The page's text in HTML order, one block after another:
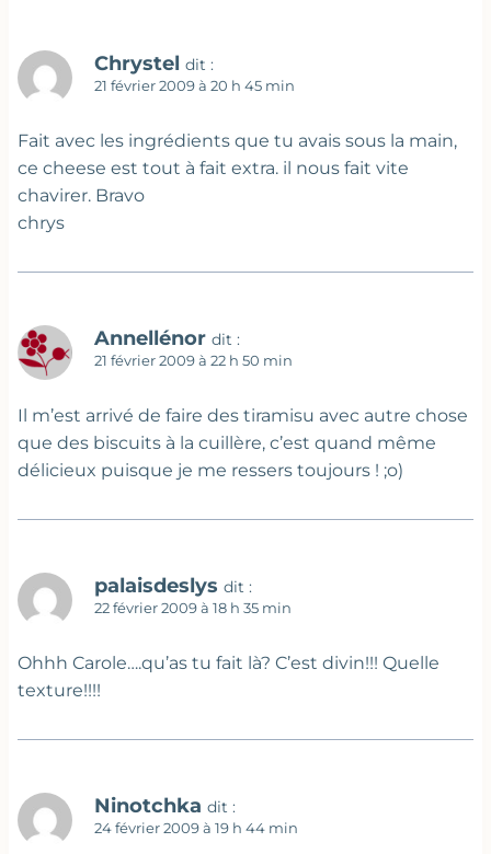
Chrystel dit :
21 février 2009 à 20 h 45 min
Fait avec les ingrédients que tu avais sous la main,
ce cheese est tout à fait extra. il nous fait vite
chavirer. Bravo
chrys
Annellénor dit :
21 février 2009 à 22 h 50 min
Il m’est arrivé de faire des tiramisu avec autre chose
que des biscuits à la cuillère, c’est quand même
délicieux puisque je me ressers toujours ! ;o)
palaisdeslys dit :
22 février 2009 à 18 h 35 min
Ohhh Carole….qu’as tu fait là? C’est divin!!! Quelle
texture!!!!
Ninotchka dit :
24 février 2009 à 19 h 44 min